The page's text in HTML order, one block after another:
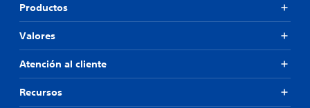
Productos
Valores
Atención al cliente
Recursos